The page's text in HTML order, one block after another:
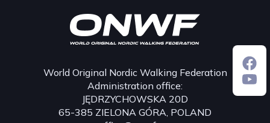
World Original Nordic Walking Federation
Administration office:
JĘDRZYCHOWSKA 20D
65-385 ZIELONA GÓRA, POLAND